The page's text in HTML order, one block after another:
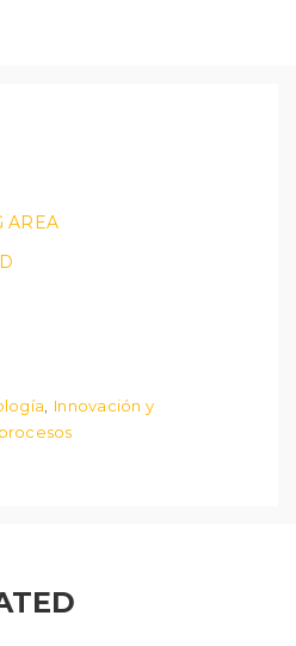
AREA
, Innovación y